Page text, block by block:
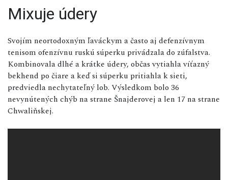
Mixuje údery
Svojím neortodoxným ľaváckym a často aj defenzívnym
tenisom ofenzívnu ruskú súperku privádzala do zúfalstva.
Kombinovala dlhé a krátke údery, občas vytiahla víťazný
bekhend po čiare a keď si súperku pritiahla k sieti,
predviedla nechytateľný lob. Výsledkom bolo 36
nevynútených chýb na strane Šnajderovej a len 17 na strane
Chwaliňskej.